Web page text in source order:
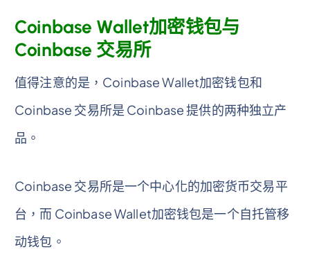
Coinbase Wallet加密钱包与
Coinbase 交易所
值得注意的是，Coinbase Wallet加密钱包和
Coinbase 交易所是 Coinbase 提供的两种独立产
品。
Coinbase 交易所是一个中心化的加密货币交易平
台，而 Coinbase Wallet加密钱包是一个自托管移
动钱包。